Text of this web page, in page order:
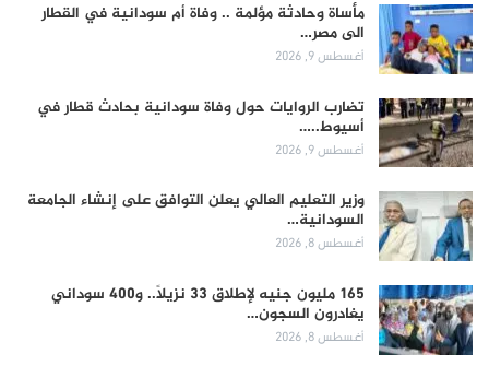
مأساة وحادثة مؤلمة .. وفاة أم سودانية في القطار
الى مصر…
أغسطس 9, 2026
تضارب الروايات حول وفاة سودانية بحادث قطار في
أسيوط..…
أغسطس 9, 2026
وزير التعليم العالي يعلن التوافق على إنشاء الجامعة
السودانية…
أغسطس 8, 2026
165 مليون جنيه لإطلاق 33 نزيلاً.. و400 سوداني
يغادرون السجون…
أغسطس 8, 2026